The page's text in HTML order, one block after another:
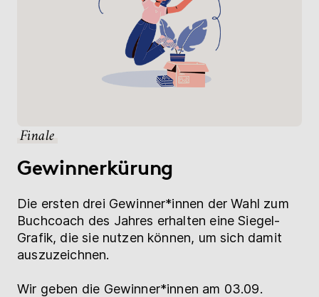
Finale
Gewinnerkürung
Die ersten drei Gewinner*innen der Wahl zum
Buchcoach des Jahres erhalten eine Siegel-
Grafik, die sie nutzen können, um sich damit
auszuzeichnen.
Wir geben die Gewinner*innen am 03.09.